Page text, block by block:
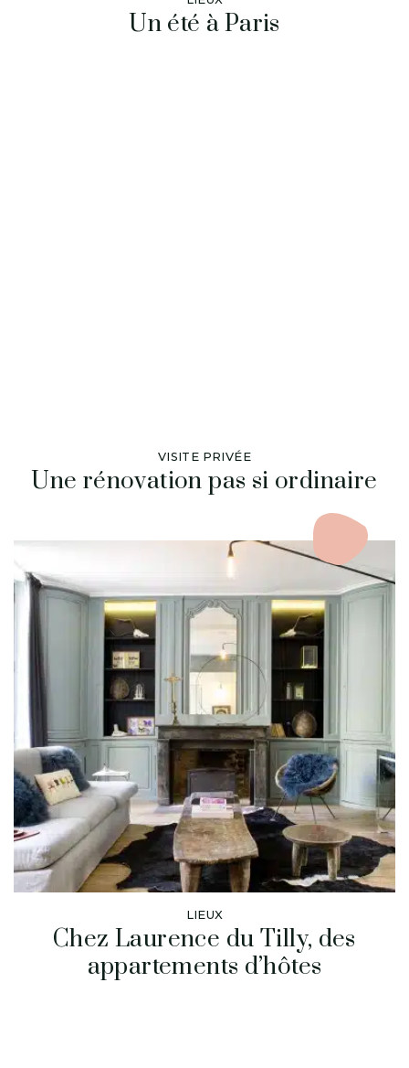
Un été à Paris
VISITE PRIVÉE
Une rénovation pas si ordinaire
LIEUX
Chez Laurence du Tilly, des
appartements d’hôtes